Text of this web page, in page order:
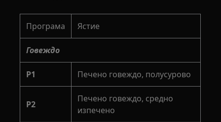
Програма Ястие
Говеждо
P1 Печено говеждо, полусурово
P2
Печено говеждо, средно
изпечено